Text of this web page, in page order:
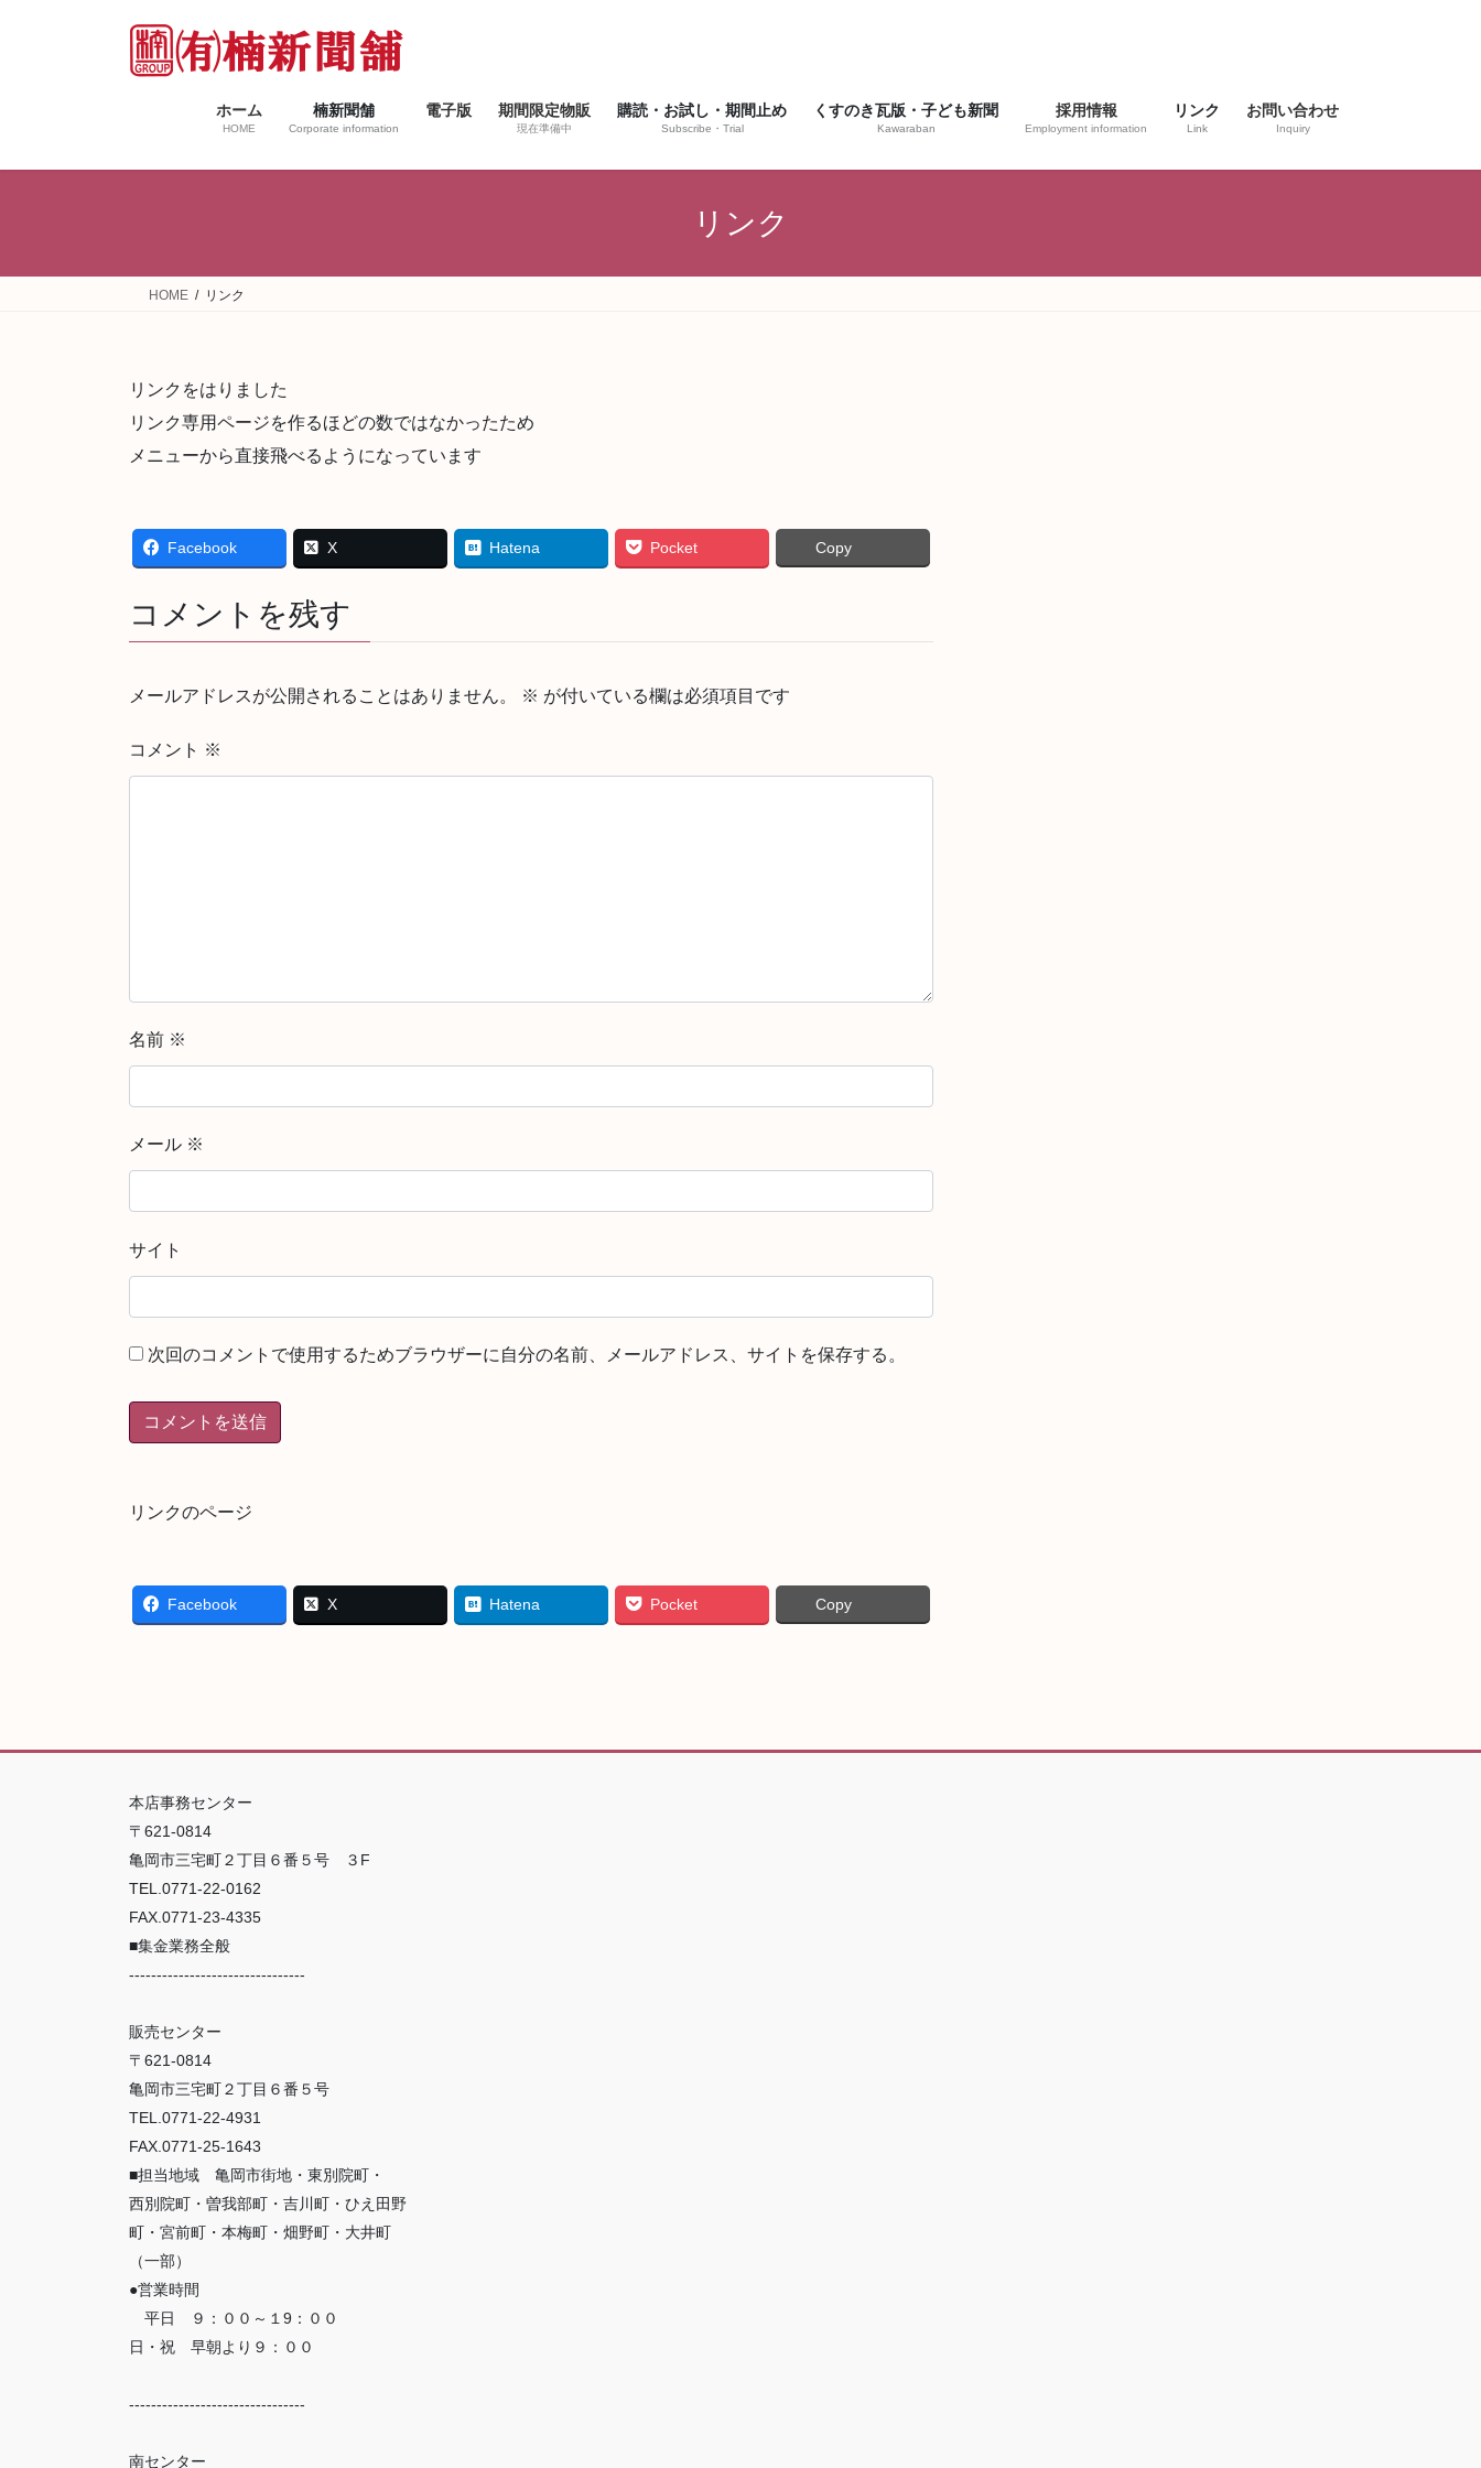
ス
ン
ホーム
HOME
楠新聞舗
Corporate information
電子版 期間限定物販
現在準備中
購読・お試し・期間止め
Subscribe・Trial
くすのき瓦版・子ども新聞
Kawaraban
採用情報
Employment information
リンク
Link
お問い合わせ
Inquiry
リンク
HOME リンク
リンクをはりました
リンク専用ページを作るほどの数ではなかったため
メニューから直接飛べるようになっています
Facebook X Hatena Pocket Copy
コメントを残す
メールアドレスが公開されることはありません。 ※ が付いている欄は必須項目です
コメント ※
名前 ※
メール ※
サイト
次回のコメントで使用するためブラウザーに自分の名前、メールアドレス、サイトを保存する。
リンクのページ
Facebook X Hatena Pocket Copy
本店事務センター
〒621-0814
亀岡市三宅町２丁目６番５号 ３F
TEL.0771-22-0162
FAX.0771-23-4335
■集金業務全般
--------------------------------
販売センター
〒621-0814
亀岡市三宅町２丁目６番５号
TEL.0771-22-4931
FAX.0771-25-1643
■担当地域 亀岡市街地・東別院町・
西別院町・曽我部町・吉川町・ひえ田野
町・宮前町・本梅町・畑野町・大井町
（一部）
●営業時間
平日 ９：００～１9：００
日・祝 早朝より９：００
--------------------------------
南センター